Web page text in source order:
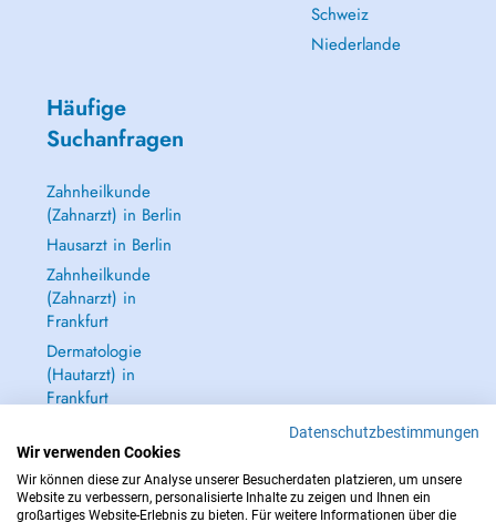
Schweiz
Niederlande
Häufige
Suchanfragen
Zahnheilkunde
(Zahnarzt) in Berlin
Hausarzt in Berlin
Zahnheilkunde
(Zahnarzt) in
Frankfurt
Dermatologie
(Hautarzt) in
Frankfurt
Datenschutzbestimmungen
Wir verwenden Cookies
Wir können diese zur Analyse unserer Besucherdaten platzieren, um unsere
Website zu verbessern, personalisierte Inhalte zu zeigen und Ihnen ein
großartiges Website-Erlebnis zu bieten. Für weitere Informationen über die